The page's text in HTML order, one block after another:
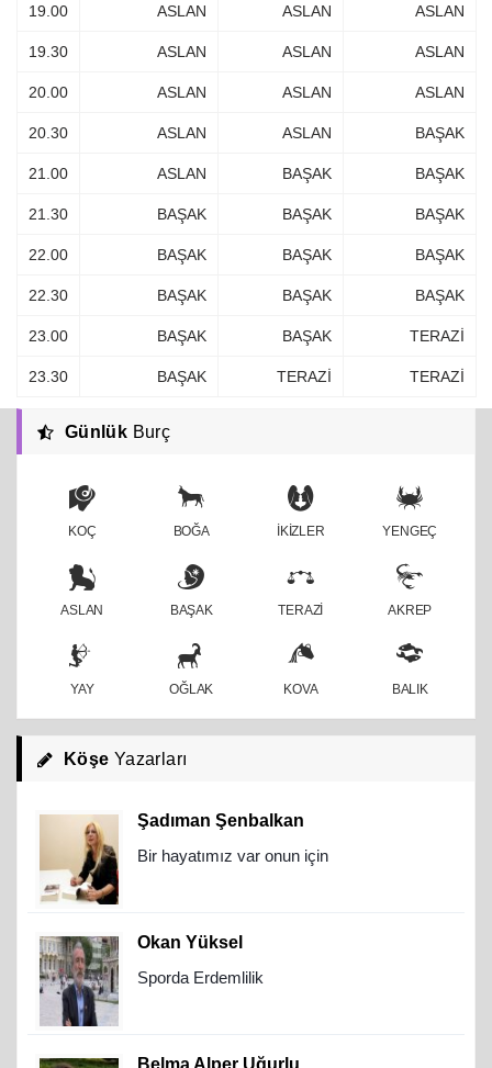
19.00 ASLAN ASLAN ASLAN
19.30 ASLAN ASLAN ASLAN
20.00 ASLAN ASLAN ASLAN
20.30 ASLAN ASLAN BAŞAK
21.00 ASLAN BAŞAK BAŞAK
21.30 BAŞAK BAŞAK BAŞAK
22.00 BAŞAK BAŞAK BAŞAK
22.30 BAŞAK BAŞAK BAŞAK
23.00 BAŞAK BAŞAK TERAZİ
23.30 BAŞAK TERAZİ TERAZİ
Günlük Burç
KOÇ BOĞA İKİZLER YENGEÇ
ASLAN BAŞAK TERAZİ AKREP
YAY OĞLAK KOVA BALIK
Köşe Yazarları
Şadıman Şenbalkan
Bir hayatımız var onun için
Okan Yüksel
Sporda Erdemlilik
Belma Alper Uğurlu